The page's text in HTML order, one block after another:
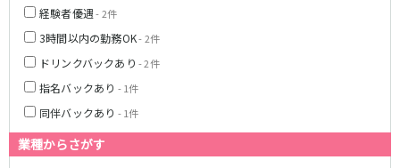
経験者優遇- 2件
3時間以内の勤務OK- 2件
ドリンクバックあり - 2件
指名バックあり - 1件
同伴バックあり - 1件
業種からさがす
該当求人 0件